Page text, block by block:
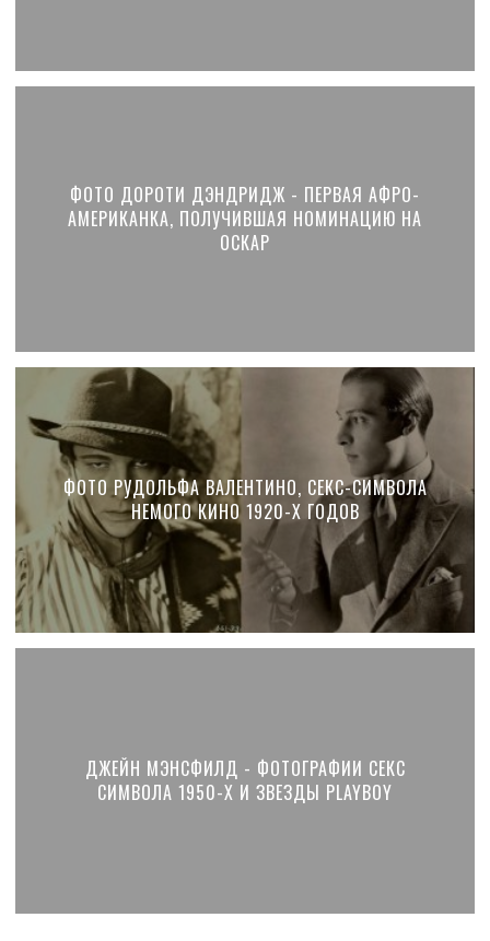
ФОТО ДОРОТИ ДЭНДРИДЖ - ПЕРВАЯ АФРО-
АМЕРИКАНКА, ПОЛУЧИВШАЯ НОМИНАЦИЮ НА
ОСКАР
ФОТО РУДОЛЬФА ВАЛЕНТИНО, СЕКС-СИМВОЛА
НЕМОГО КИНО 1920-Х ГОДОВ
ДЖЕЙН МЭНСФИЛД - ФОТОГРАФИИ СЕКС
СИМВОЛА 1950-Х И ЗВЕЗДЫ PLAYBOY